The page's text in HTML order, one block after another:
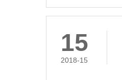
15
2018-15